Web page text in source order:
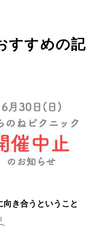
すすめの記
向き合うということ